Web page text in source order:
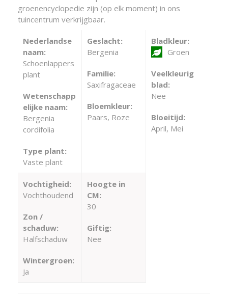
groenencyclopedie zijn (op elk moment) in ons
tuincentrum verkrijgbaar.
Nederlandse
naam:
Schoenlappers
plant
Wetenschapp
elijke naam:
Bergenia
cordifolia
Type plant:
Vaste plant
Geslacht:
Bergenia
Familie:
Saxifragaceae
Bloemkleur:
Paars, Roze
Bladkleur:
Groen
Veelkleurig
blad:
Nee
Bloeitijd:
April, Mei
Vochtigheid:
Vochthoudend
Zon /
schaduw:
Halfschaduw
Wintergroen:
Ja
Hoogte in
CM:
30
Giftig:
Nee